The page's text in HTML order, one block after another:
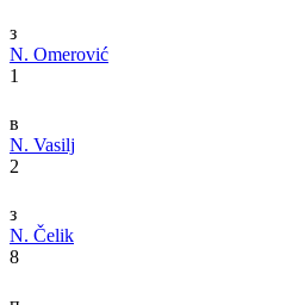
з
N. Omerović
1
в
N. Vasilj
2
з
N. Čelik
8